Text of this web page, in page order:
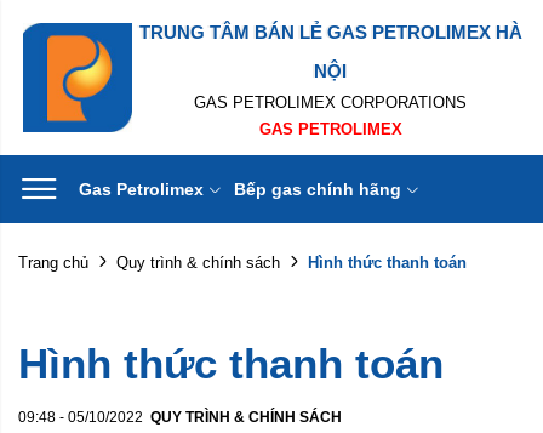
TRUNG TÂM BÁN LẺ GAS PETROLIMEX HÀ
NỘI
GAS PETROLIMEX CORPORATIONS
GAS PETROLIMEX
Gas Petrolimex Bếp gas chính hãng
Trang chủ Quy trình & chính sách Hình thức thanh toán
Hình thức thanh toán
09:48 - 05/10/2022 QUY TRÌNH & CHÍNH SÁCH